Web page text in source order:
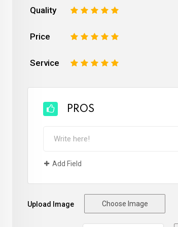
Quality 5
4
3
2
Price 5
4
3
2
Service 5
4
3
2
PROS
Add Field
Upload Image Choose Image